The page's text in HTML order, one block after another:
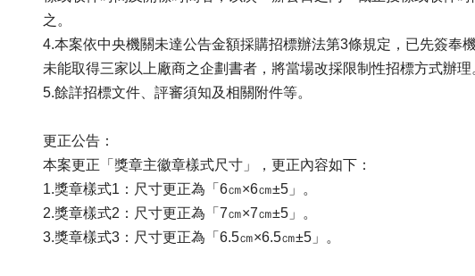
之。
4.本案依中央機關未達公告金額採購招標辦法第3條規定，已先簽奉
未能取得三家以上廠商之企劃書者，將當場改採限制性招標方式辦理
5.餘詳招標文件、評審須知及相關附件等。
更正公告：
本案更正「獎章主徽章樣式尺寸」，更正內容如下：
1.獎章樣式1：尺寸更正為「6㎝×6㎝±5」。
2.獎章樣式2：尺寸更正為「7㎝×7㎝±5」。
3.獎章樣式3：尺寸更正為「6.5㎝×6.5㎝±5」。